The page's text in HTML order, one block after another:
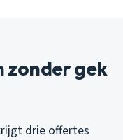
gek
drie offertes